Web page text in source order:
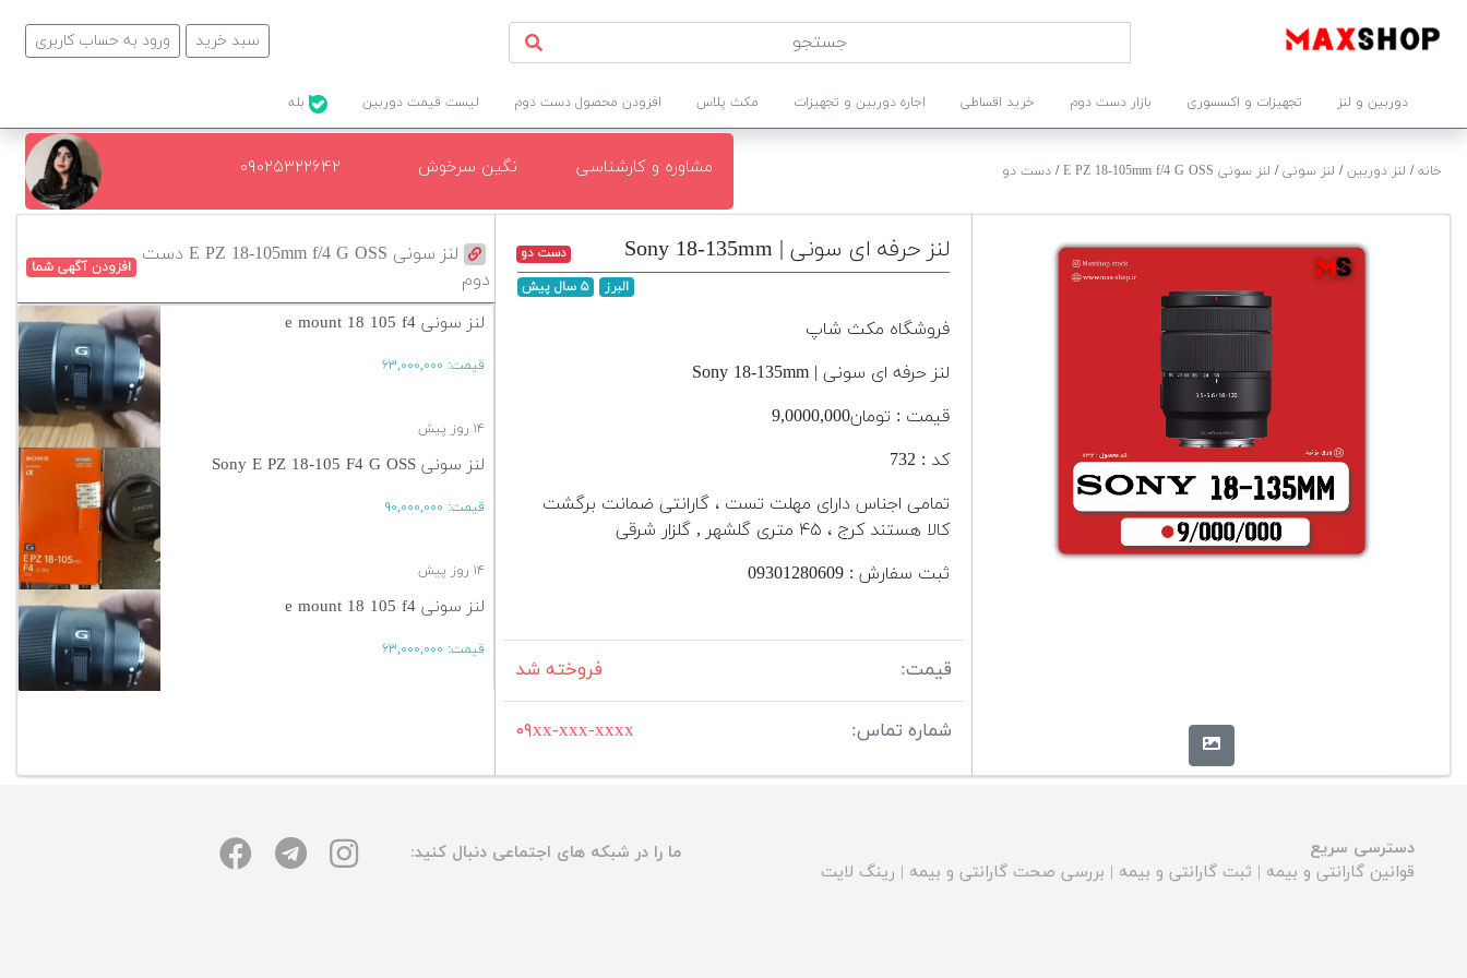
ورود به حساب کاربری سبد خرید
دوربین و لنز تجهیزات و اکسسوری بازار دست دوم خرید اقساطی اجاره دوربین و تجهیزات مکث پلاس افزودن محصول دست دوم لیست قیمت دوربین
خانه/ لنز دوربین/ لنز سونی/ لنز سونی E PZ 18-105mm f/4 G OSS / دست دو مشاوره و کارشناسی نگین سرخوش ۰۹۰۲۵۳۲۲۶۴۲
لنز سونی E PZ 18-105mm f/4 G OSS دست
دوم
افزودن آگهی شما
لنز سونی e mount 18 105 f4
قیمت: ۶۳,۰۰۰,۰۰۰
۱۴ روز پیش
لنز سونی Sony E PZ 18-105 F4 G OSS
قیمت: ۹۰,۰۰۰,۰۰۰
۱۴ روز پیش
لنز سونی e mount 18 105 f4
قیمت: ۶۳,۰۰۰,۰۰۰
آگهی بیشتر
لنز حرفه ای سونی | Sony 18-135mm
دست دو
البرز
۵ سال پیش
فروشگاه مکث شاپ
لنز حرفه ای سونی | Sony 18-135mm
قیمت : تومان9,0000,000
کد : 732
تمامی اجناس دارای مهلت تست ، گارانتی ضمانت برگشت
کالا هستند کرج ، ۴۵ متری گلشهر , گلزار شرقی
ثبت سفارش : 09301280609
قیمت: فروخته شد
شماره تماس: ۰۹xx-xxx-xxxx
دسترسی سریع
قوانین گارانتی و بیمه | ثبت گارانتی و بیمه | بررسی صحت گارانتی و بیمه | رینگ لایت
ما را در شبکه های اجتماعی دنبال کنید: